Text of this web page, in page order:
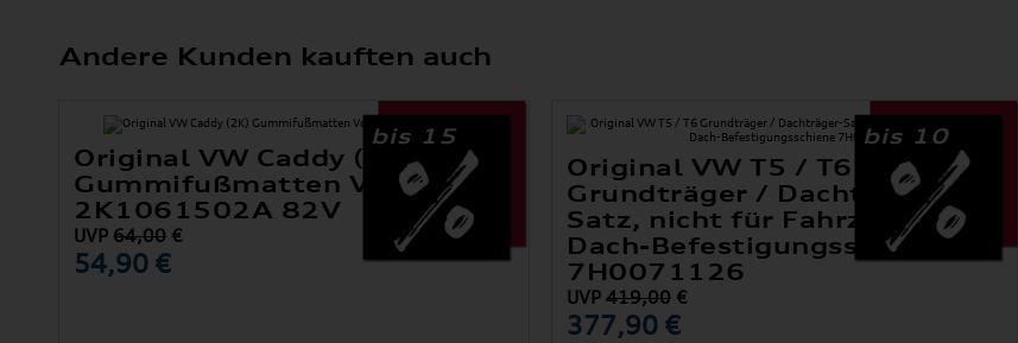
Andere Kunden kauften auch
bis 15
Original VW Caddy (2K)
Gummifußmatten Vorne
2K1061502A 82V
UVP64,00 €
54,90 €
bis 10
Original VW T5 / T6
Grundträger / Dachträger-
Satz, nicht für Fahrzeuge mit
Dach-Befestigungsschiene
7H0071126
UVP419,00 €
377,90 €